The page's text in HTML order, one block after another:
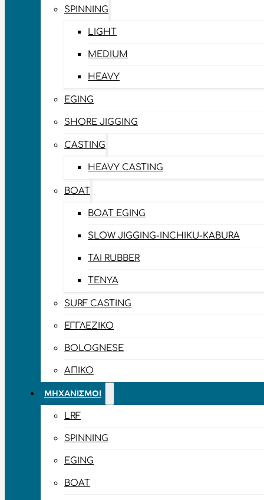
SPINNING
LIGHT
MEDIUM
HEAVY
EGING
SHORE JIGGING
CASTING
HEAVY CASTING
BOAT
BOAT EGING
SLOW JIGGING-INCHIKU-KABURA
TAI RUBBER
TENYA
SURF CASTING
ΕΓΓΛΈΖΙΚΟ
BOLOGNESE
ΑΠΊΚΟ
ΜΗΧΑΝΙΣΜΟΊ
LRF
SPINNING
EGING
BOAT